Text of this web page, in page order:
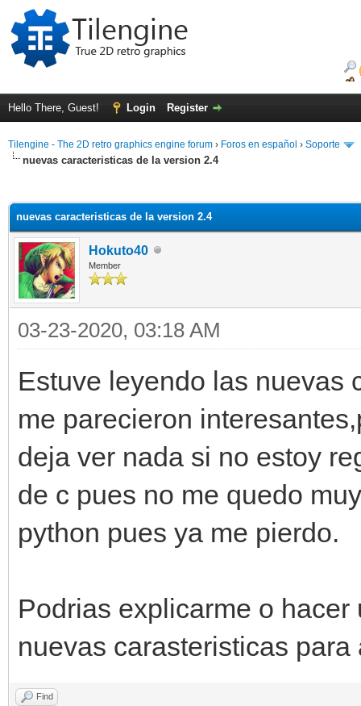
Hello There, Guest! Login Register
Tilengine - The 2D retro graphics engine forum › Foros en español › Soporte
nuevas caracteristicas de la version 2.4
nuevas caracteristicas de la version 2.4
Hokuto40
Member
03-23-2020, 03:18 AM
Estuve leyendo las nuevas
me parecieron
deja ver nada si no estoy
de c pues no me quedo
python pues ya me pierdo.
Podrias explicarme o
nuevas carasteristicas
Find